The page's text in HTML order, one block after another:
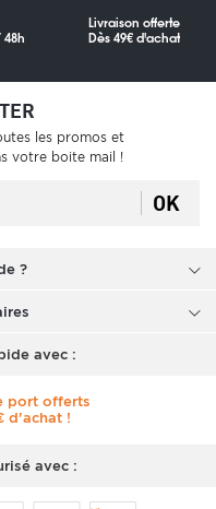
48h
Livraison offerte
Dès 49€ d'achat
les promos et
votre boite mail !
OK
?
avec :
port offerts
d'achat !
avec :